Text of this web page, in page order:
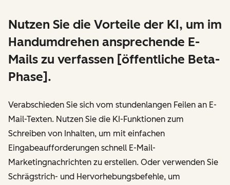
Nutzen Sie die Vorteile der KI, um im
Handumdrehen ansprechende E-
Mails zu verfassen [öffentliche Beta-
Phase].
Verabschieden Sie sich vom stundenlangen Feilen an E-
Mail-Texten. Nutzen Sie die KI-Funktionen zum
Schreiben von Inhalten, um mit einfachen
Eingabeaufforderungen schnell E-Mail-
Marketingnachrichten zu erstellen. Oder verwenden Sie
Schrägstrich- und Hervorhebungsbefehle, um